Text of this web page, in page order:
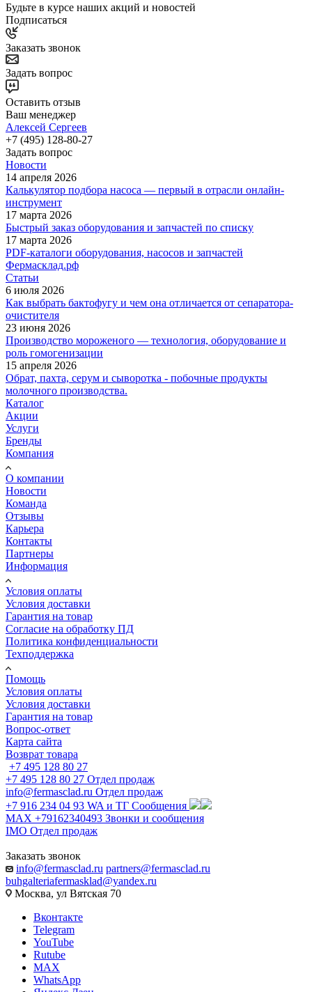
Будьте в курсе наших акций и новостей
Подписаться
Заказать звонок
Задать вопрос
Оставить отзыв
Ваш менеджер
Алексей Сергеев
+7 (495) 128-80-27
Задать вопрос
Новости
14 апреля 2026
Калькулятор подбора насоса — первый в отрасли онлайн-
инструмент
17 марта 2026
Быстрый заказ оборудования и запчастей по списку
17 марта 2026
PDF-каталоги оборудования, насосов и запчастей
Фермасклад.рф
Статьи
6 июля 2026
Как выбрать бактофугу и чем она отличается от сепаратора-
очистителя
23 июня 2026
Производство мороженого — технология, оборудование и
роль гомогенизации
15 апреля 2026
Обрат, пахта, серум и сыворотка - побочные продукты
молочного производства.
Каталог
Акции
Услуги
Бренды
Компания
О компании
Новости
Команда
Отзывы
Карьера
Контакты
Партнеры
Информация
Условия оплаты
Условия доставки
Гарантия на товар
Согласие на обработку ПД
Политика конфиденциальности
Техподдержка
Помощь
Условия оплаты
Условия доставки
Гарантия на товар
Вопрос-ответ
Карта сайта
Возврат товара
+7 495 128 80 27
+7 495 128 80 27 Отдел продаж
info@fermasclad.ru Отдел продаж
+7 916 234 04 93 WA и ТГ Сообщения
MAX +79162340493 Звонки и сообщения
IMO Отдел продаж
Заказать звонок
info@fermasclad.ru partners@fermasclad.ru
buhgalteriafermasklad@yandex.ru
Москва, ул Вятская 70
Вконтакте
Telegram
YouTube
Rutube
MAX
WhatsApp